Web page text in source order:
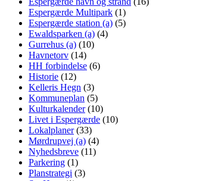
Espergærde Multipark (1)
Espergærde station (a) (5)
Ewaldsparken (a) (4)
Gurrehus (a) (10)
Havnetorv (14)
HH forbindelse (6)
Historie (12)
Kelleris Hegn (3)
Kommuneplan (5)
Kulturkalender(10)
Livet i Espergærde (10)
Lokalplaner(33)
Mørdrupvej (a) (4)
Nyhedsbreve (11)
Parkering (1)
Planstrategi (3)